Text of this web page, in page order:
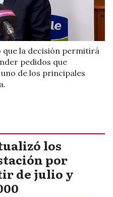
que la decisión permitirá
pedidos que
de los principales
los
por
de julio y